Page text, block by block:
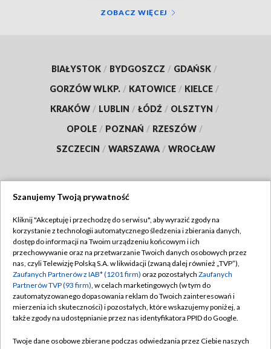
ZOBACZ WIĘCEJ
BIAŁYSTOK / BYDGOSZCZ / GDAŃSK /
GORZÓW WLKP. / KATOWICE / KIELCE /
KRAKÓW / LUBLIN / ŁÓDŹ / OLSZTYN /
OPOLE / POZNAŃ / RZESZÓW /
SZCZECIN / WARSZAWA / WROCŁAW
TVP
Abonament TVP
Emisja w TVP
Centrum informacji TVP
Naziemna Telewizja Cyfrowa
Regulamin TVP
Polityka prywatności
Moje zgody
Pomoc
Szanujemy Twoją prywatność
Kliknij "Akceptuję i przechodzę do serwisu", aby wyrazić zgody na
korzystanie z technologii automatycznego śledzenia i zbierania danych,
dostęp do informacji na Twoim urządzeniu końcowym i ich
przechowywanie oraz na przetwarzanie Twoich danych osobowych przez
nas, czyli Telewizję Polską S.A. w likwidacji (zwaną dalej również „TVP”),
Zaufanych Partnerów z IAB* (1201 firm) oraz pozostałych Zaufanych
Partnerów TVP (93 firm), w celach marketingowych (w tym do
zautomatyzowanego dopasowania reklam do Twoich zainteresowań i
mierzenia ich skuteczności) i pozostałych, które wskazujemy poniżej, a
także zgody na udostępnianie przez nas identyfikatora PPID do Google.
Twoje dane osobowe zbierane podczas odwiedzania przez Ciebie naszych